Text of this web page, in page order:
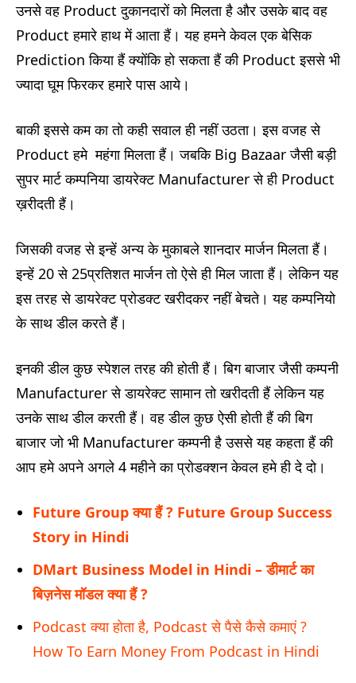
उनसे वह Product दुकानदारों को मिलता है और उसके बाद वह
Product हमारे हाथ में आता हैं। यह हमने केवल एक बेसिक
Prediction किया हैं क्योंकि हो सकता हैं की Product इससे भी
ज्यादा घूम फिरकर हमारे पास आये।
बाकी इससे कम का तो कही सवाल ही नहीं उठता। इस वजह से
Product हमे महंगा मिलता हैं। जबकि Big Bazaar जैसी बड़ी
सुपर मार्ट कम्पनिया डायरेक्ट Manufacturer से ही Product
ख़रीदती हैं।
जिसकी वजह से इन्हें अन्य के मुकाबले शानदार मार्जन मिलता हैं।
इन्हें 20 से 25प्रतिशत मार्जन तो ऐसे ही मिल जाता हैं। लेकिन यह
इस तरह से डायरेक्ट प्रोडक्ट खरीदकर नहीं बेचते। यह कम्पनियो
के साथ डील करते हैं।
इनकी डील कुछ स्पेशल तरह की होती हैं। बिग बाजार जैसी कम्पनी
Manufacturer से डायरेक्ट सामान तो खरीदती हैं लेकिन यह
उनके साथ डील करती हैं। वह डील कुछ ऐसी होती हैं की बिग
बाजार जो भी Manufacturer कम्पनी है उससे यह कहता हैं की
आप हमे अपने अगले 4 महीने का प्रोडक्शन केवल हमे ही दे दो।
Future Group क्या हैं ? Future Group Success
Story in Hindi
DMart Business Model in Hindi – डीमार्ट का
बिज़नेस मॉडल क्या हैं ?
Podcast क्या होता है, Podcast से पैसे कैसे कमाएं ?
How To Earn Money From Podcast in Hindi